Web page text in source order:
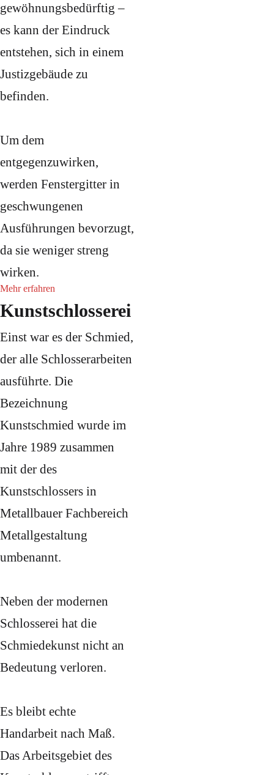
gewöhnungsbedürftig –
es kann der Eindruck
entstehen, sich in einem
Justizgebäude zu
befinden.
Um dem
entgegenzuwirken,
werden Fenstergitter in
geschwungenen
Ausführungen bevorzugt,
da sie weniger streng
wirken.
Mehr erfahren
Kunstschlosserei
Einst war es der Schmied,
der alle Schlosserarbeiten
ausführte. Die
Bezeichnung
Kunstschmied wurde im
Jahre 1989 zusammen
mit der des
Kunstschlossers in
Metallbauer Fachbereich
Metallgestaltung
umbenannt.
Neben der modernen
Schlosserei hat die
Schmiedekunst nicht an
Bedeutung verloren.
Es bleibt echte
Handarbeit nach Maß.
Das Arbeitsgebiet des